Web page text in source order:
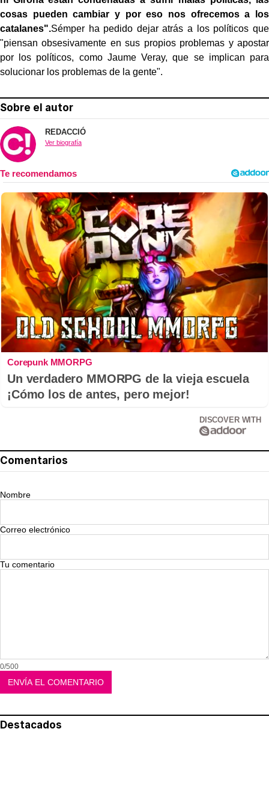
cosas pueden cambiar y por eso nos ofrecemos a los
catalanes".Sémper ha pedido dejar atrás a los políticos que
"piensan obsesivamente en sus propios problemas y apostar
por los políticos, como Jaume Veray, que se implican para
solucionar los problemas de la gente".
Sobre el autor
REDACCIÓ
Ver biografía
Corepunk MMORPG
Un verdadero MMORPG de la vieja escuela
¡Cómo los de antes, pero mejor!
DISCOVER WITH
Comentarios
Nombre
Correo electrónico
Tu comentario
0/500
Destacados